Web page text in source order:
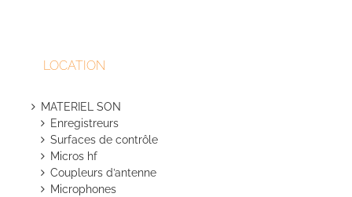
LOCATION
MATERIEL SON
Enregistreurs
Surfaces de contrôle
Micros hf
Coupleurs d’antenne
Microphones